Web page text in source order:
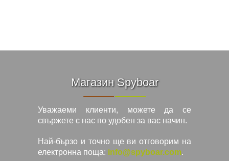
Магазин Spyboar
Уважаеми клиенти, можете да се
свържете с нас по удобен за вас начин.
Най-бързо и точно ще ви отговорим на
електронна поща: info@spyboar.com.